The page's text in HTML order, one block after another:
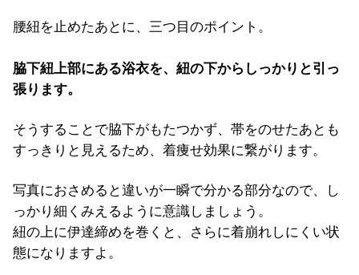
腰紐を止めたあとに、三つ目のポイント。
脇下紐上部にある浴衣を、紐の下からしっかりと引っ
張ります。
そうすることで脇下がもたつかず、帯をのせたあとも
すっきりと見えるため、着痩せ効果に繋がります。
写真におさめると違いが一瞬で分かる部分なので、し
っかり細くみえるように意識しましょう。
紐の上に伊達締めを巻くと、さらに着崩れしにくい状
態になりますよ。